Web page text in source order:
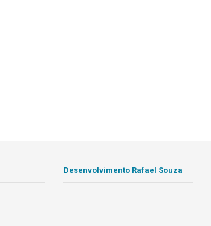
Desenvolvimento Rafael Souza